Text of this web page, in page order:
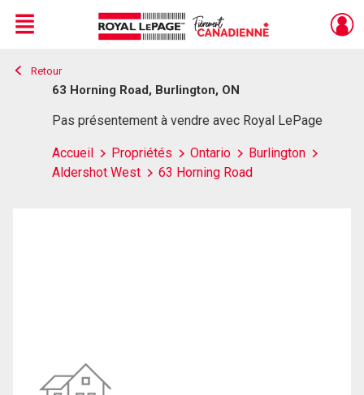
Live
En Direct
Menu
Retour
63 Horning Road, Burlington, ON
Pas présentement à vendre avec Royal LePage
Accueil Propriétés Ontario
Burlington
Aldershot West
63 Horning Road